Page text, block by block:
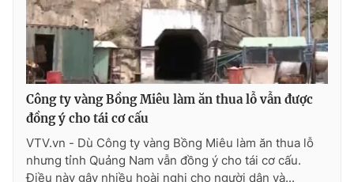
THỜI BÁO VTV
Theo dõi báo trên
Công ty vàng Bồng Miêu làm ăn thua lỗ vẫn được
đồng ý cho tái cơ cấu
VTV.vn - Dù Công ty vàng Bồng Miêu làm ăn thua lỗ
nhưng tỉnh Quảng Nam vẫn đồng ý cho tái cơ cấu.
Điều này gây nhiều hoài nghi cho người dân và...